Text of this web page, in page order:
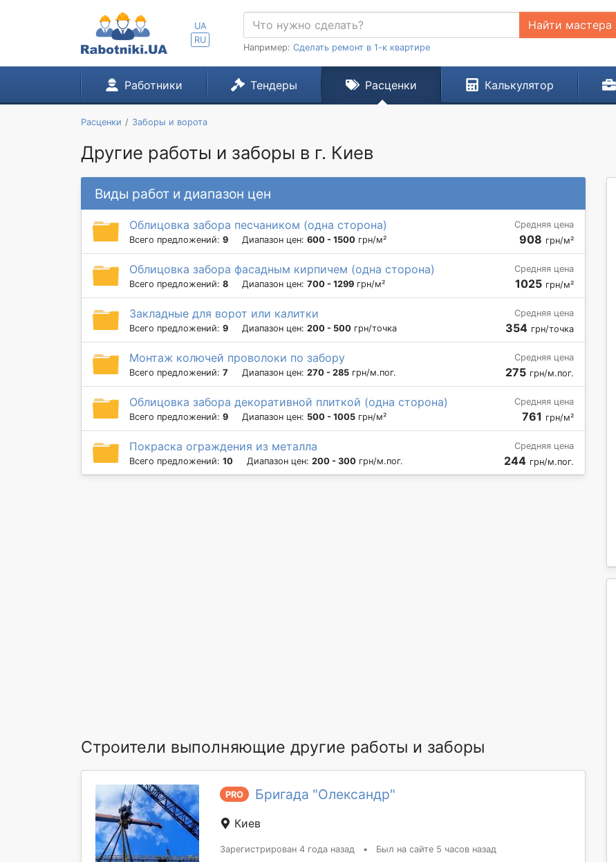
UA
RU
Найти мастера
Например: Сделать ремонт в 1-к квартире
Работники Тендеры Расценки Калькулятор
Расценки Заборы и ворота
Другие работы и заборы в г. Киев
Виды работ и диапазон цен
Облицовка забора песчаником (одна сторона)
Всего предложений: 9 Диапазон цен: 600 - 1500 грн/м²
Средняя цена
908 грн/м²
Облицовка забора фасадным кирпичем (одна сторона)
Всего предложений: 8 Диапазон цен: 700 - 1299 грн/м²
Средняя цена
1025 грн/м²
Закладные для ворот или калитки
Всего предложений: 9 Диапазон цен: 200 - 500 грн/точка
Средняя цена
354 грн/точка
Монтаж колючей проволоки по забору
Всего предложений: 7 Диапазон цен: 270 - 285 грн/м.пог.
Средняя цена
275 грн/м.пог.
Облицовка забора декоративной плиткой (одна сторона)
Всего предложений: 9 Диапазон цен: 500 - 1005 грн/м²
Средняя цена
761 грн/м²
Покраска ограждения из металла
Всего предложений: 10 Диапазон цен: 200 - 300 грн/м.пог.
Средняя цена
244 грн/м.пог.
Строители выполняющие другие работы и заборы
PRO Бригада "Олександр"
Киев
Зарегистрирован 4 года назад • Был на сайте 5 часов назад